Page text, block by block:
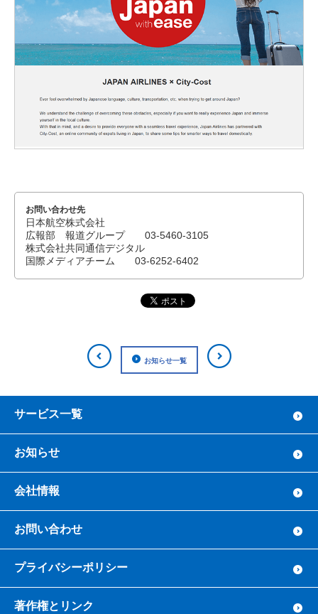
お問い合わせ先
日本航空株式会社
広報部 報道グループ 03-5460-3105
株式会社共同通信デジタル
国際メディアチーム 03-6252-6402
お知らせ一覧
サービス一覧
お知らせ
会社情報
お問い合わせ
プライバシーポリシー
著作権とリンク